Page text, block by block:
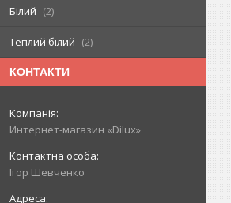
Білий
2
Теплий білий 2
КОНТАКТИ
Интернет-магазин «Dilux»
Ігор Шевченко